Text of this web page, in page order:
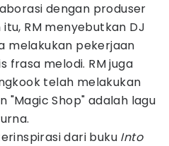
dengan produser
itu, RM menyebutkan DJ
melakukan pekerjaan
frasa melodi. RM juga
telah melakukan
"Magic Shop" adalah lagu
dari buku Into